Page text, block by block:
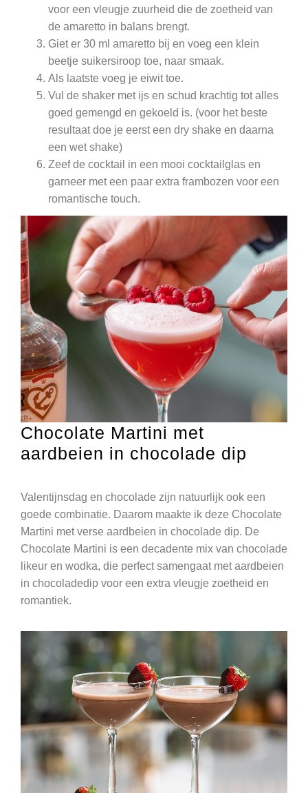
voor een vleugje zuurheid die de zoetheid van
de amaretto in balans brengt.
Giet er 30 ml amaretto bij en voeg een klein
beetje suikersiroop toe, naar smaak.
Als laatste voeg je eiwit toe.
Vul de shaker met ijs en schud krachtig tot alles
goed gemengd en gekoeld is. (voor het beste
resultaat doe je eerst een dry shake en daarna
een wet shake)
Zeef de cocktail in een mooi cocktailglas en
garneer met een paar extra frambozen voor een
romantische touch.
Chocolate Martini met
aardbeien in chocolade dip
Valentijnsdag en chocolade zijn natuurlijk ook een
goede combinatie. Daarom maakte ik deze Chocolate
Martini met verse aardbeien in chocolade dip. De
Chocolate Martini is een decadente mix van chocolade
likeur en wodka, die perfect samengaat met aardbeien
in chocoladedip voor een extra vleugje zoetheid en
romantiek.